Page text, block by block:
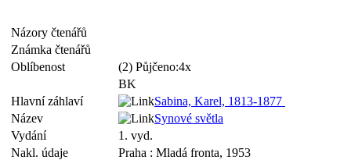
Názory čtenářů
Známka čtenářů
Oblíbenost
(2) Půjčeno:4x
BK
Hlavní záhlaví
Sabina, Karel, 1813-1877
Název
Synové světla
Vydání
1. vyd.
Nakl. údaje
Praha : Mladá fronta, 1953